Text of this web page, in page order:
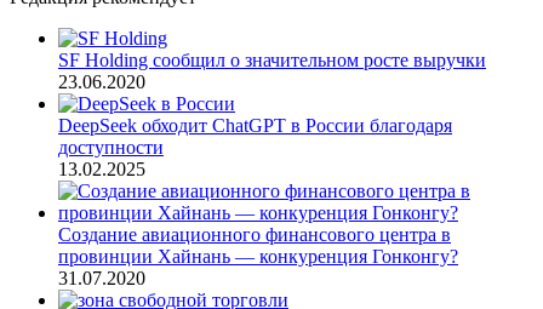
SF Holding сообщил о значительном росте выручки
23.06.2020
DeepSeek обходит ChatGPT в России благодаря
доступности
13.02.2025
Создание авиационного финансового центра в
провинции Хайнань — конкуренция Гонконгу?
31.07.2020